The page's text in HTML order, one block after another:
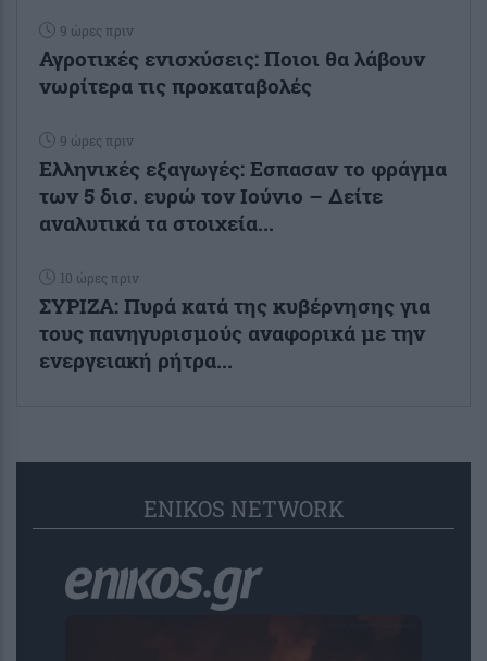
9 ώρες πριν
Αγροτικές ενισχύσεις: Ποιοι θα λάβουν
νωρίτερα τις προκαταβολές
9 ώρες πριν
Ελληνικές εξαγωγές: Εσπασαν το φράγμα
των 5 δισ. ευρώ τον Ιούνιο – Δείτε
αναλυτικά τα στοιχεία...
10 ώρες πριν
ΣΥΡΙΖΑ: Πυρά κατά της κυβέρνησης για
τους πανηγυρισμούς αναφορικά με την
ενεργειακή ρήτρα...
ENIKOS NETWORK